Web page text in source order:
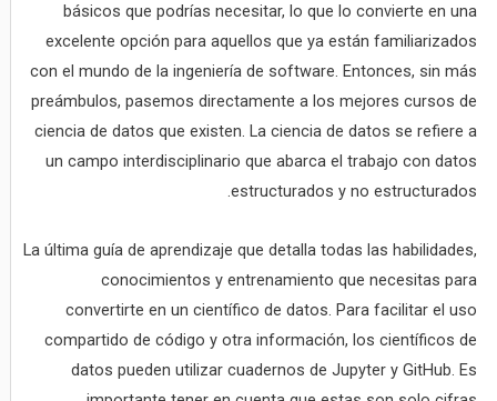
básicos que podrías necesitar, lo que lo convierte en una
excelente opción para aquellos que ya están familiarizados
con el mundo de la ingeniería de software. Entonces, sin más
preámbulos, pasemos directamente a los mejores cursos de
ciencia de datos que existen. La ciencia de datos se refiere a
un campo interdisciplinario que abarca el trabajo con datos
estructurados y no estructurados.
La última guía de aprendizaje que detalla todas las habilidades,
conocimientos y entrenamiento que necesitas para
convertirte en un científico de datos. Para facilitar el uso
compartido de código y otra información, los científicos de
datos pueden utilizar cuadernos de Jupyter y GitHub. Es